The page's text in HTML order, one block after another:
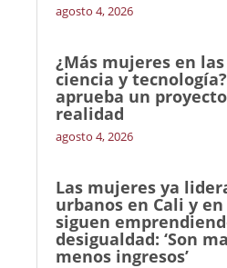
agosto 4, 2026
¿Más mujeres en
ciencia y
aprueba un
realidad
agosto 4, 2026
Las mujeres ya
urbanos en Cali y
siguen
desigualdad: ‘Son
menos ingresos’